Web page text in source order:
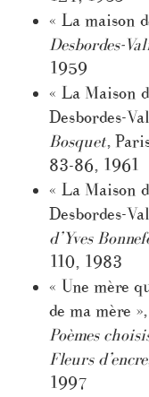
« La maison
Desbordes-
1959
« La Maison
Desbordes-
Bosquet,
83-86, 1961
« La Maison
Desbordes-
d’Yves
110, 1983
« Une mère
de ma mère
Poèmes
Fleurs d’encre
1997